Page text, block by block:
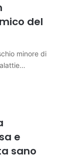
del
minore di
e
sano